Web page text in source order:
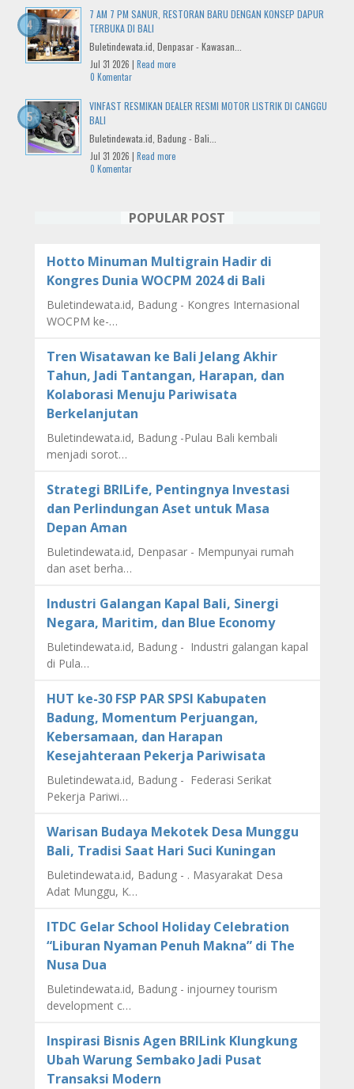
7 AM 7 PM SANUR, RESTORAN BARU DENGAN KONSEP DAPUR
TERBUKA DI BALI
Buletindewata.id, Denpasar - Kawasan...
Jul 31 2026 | Read more
0 Komentar
VINFAST RESMIKAN DEALER RESMI MOTOR LISTRIK DI CANGGU
BALI
Buletindewata.id, Badung - Bali...
Jul 31 2026 | Read more
0 Komentar
POPULAR POST
Hotto Minuman Multigrain Hadir di
Kongres Dunia WOCPM 2024 di Bali
Buletindewata.id, Badung - Kongres Internasional
WOCPM ke-…
Tren Wisatawan ke Bali Jelang Akhir
Tahun, Jadi Tantangan, Harapan, dan
Kolaborasi Menuju Pariwisata
Berkelanjutan
Buletindewata.id, Badung -Pulau Bali kembali
menjadi sorot…
Strategi BRILife, Pentingnya Investasi
dan Perlindungan Aset untuk Masa
Depan Aman
Buletindewata.id, Denpasar - Mempunyai rumah
dan aset berha…
Industri Galangan Kapal Bali, Sinergi
Negara, Maritim, dan Blue Economy
Buletindewata.id, Badung - Industri galangan kapal
di Pula…
HUT ke-30 FSP PAR SPSI Kabupaten
Badung, Momentum Perjuangan,
Kebersamaan, dan Harapan
Kesejahteraan Pekerja Pariwisata
Buletindewata.id, Badung - Federasi Serikat
Pekerja Pariwi…
Warisan Budaya Mekotek Desa Munggu
Bali, Tradisi Saat Hari Suci Kuningan
Buletindewata.id, Badung - . Masyarakat Desa
Adat Munggu, K…
ITDC Gelar School Holiday Celebration
“Liburan Nyaman Penuh Makna” di The
Nusa Dua
Buletindewata.id, Badung - injourney tourism
development c…
Inspirasi Bisnis Agen BRILink Klungkung
Ubah Warung Sembako Jadi Pusat
Transaksi Modern